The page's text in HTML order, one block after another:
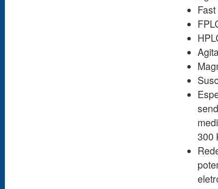
300